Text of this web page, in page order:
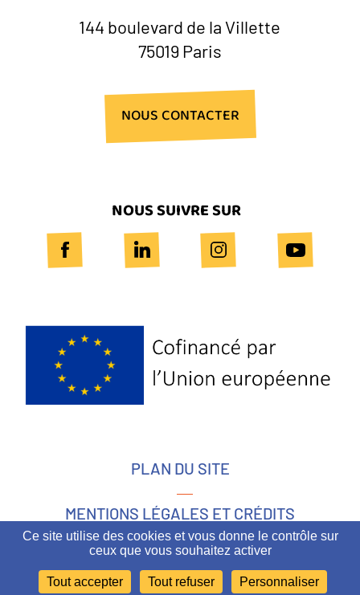
NOUS CONTACTER
144 boulevard de la Villette
75019 Paris
NOUS SUIVRE SUR
Logo
Europe
PLAN DU SITE
MENTIONS LÉGALES ET CRÉDITS
ACCESSIBILITÉ
Ce site utilise des cookies et vous donne le contrôle sur
ceux que vous souhaitez activer
Tout accepter Tout refuser Personnaliser